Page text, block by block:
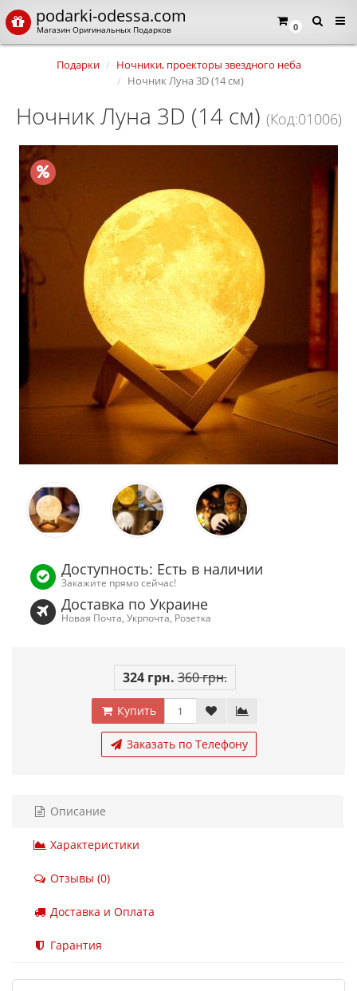
0
podarki-odessa.com
Магазин Оригинальных Подарков
Подарки
Ночники, проекторы звездного неба
Ночник Луна 3D (14 см)
Ночник Луна 3D (14 см) (Код:01006)
Доступность: Есть в наличии
Закажите прямо сейчас!
Доставка по Украине
Новая Почта, Укрпочта, Розетка
324 грн. 360 грн.
Купить
Заказать по Телефону
Описание
Характеристики
Отзывы (0)
Доставка и Оплата
Гарантия